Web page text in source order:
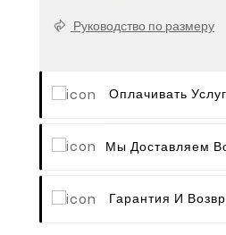
Руководство по размеру
Оплачивать
Мы Доставляем
Гарантия И